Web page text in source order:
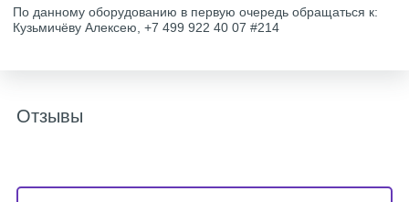
По данному оборудованию в первую очередь обращаться к:
Кузьмичёву Алексею, +7 499 922 40 07 #214
Отзывы